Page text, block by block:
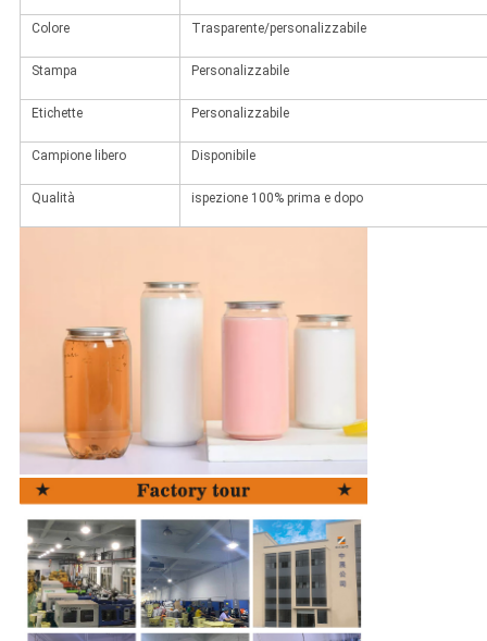
Colore Trasparente/personalizzabile
Stampa Personalizzabile
Etichette Personalizzabile
Campione libero Disponibile
Qualità ispezione 100% prima e dopo